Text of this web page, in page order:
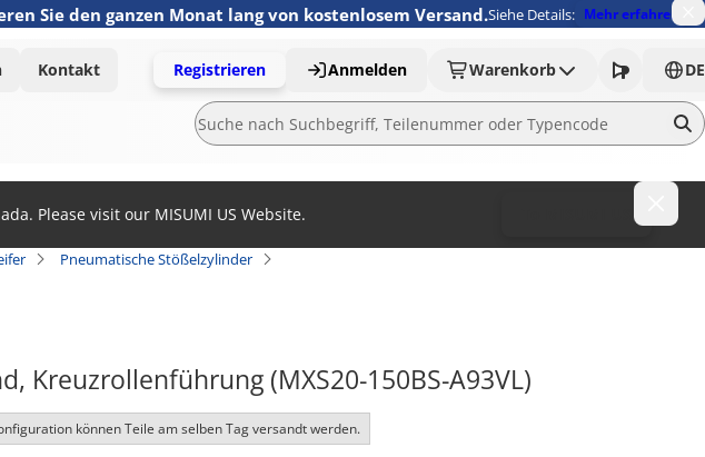
Sie den ganzen Monat lang von kostenlosem Versand.Siehe Details: Mehr erfahren
Kontakt Registrieren Anmelden Warenkorb DE
Please visit our MISUMI US Website.
Pneumatische Stößelzylinder
Kreuzrollenführung (MXS20-150BS-A93VL)
können Teile am selben Tag versandt werden.